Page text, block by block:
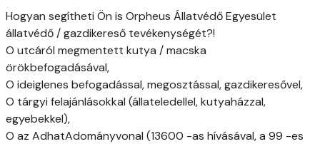
Hogyan segítheti Ön is Orpheus Állatvédő Egyesület
állatvédő / gazdikereső tevékenységét?!
O utcáról megmentett kutya / macska
örökbefogadásával,
O ideiglenes befogadással, megosztással, gazdikeresővel,
O tárgyi felajánlásokkal (állateledellel, kutyaházzal,
egyebekkel),
O az AdhatAdományvonal (13600 -as hívásával, a 99 -es